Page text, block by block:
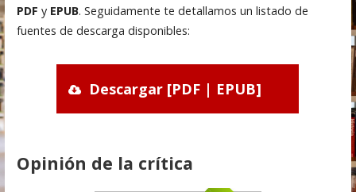
PDF y EPUB. Seguidamente te detallamos un listado de
fuentes de descarga disponibles:
Descargar [PDF | EPUB]
Opinión de la crítica